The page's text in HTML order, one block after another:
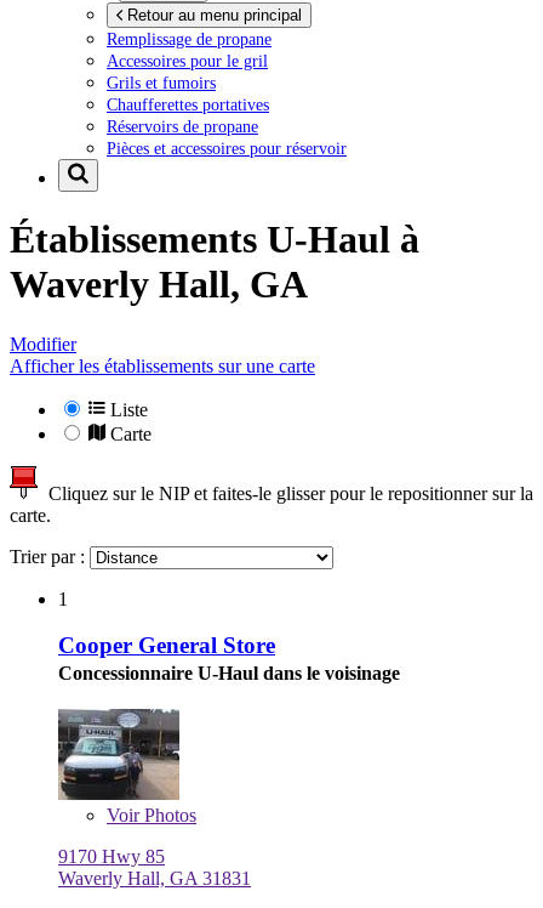
Retour au menu principal
Remplissage de propane
Accessoires pour le gril
Grils et fumoirs
Chaufferettes portatives
Réservoirs de propane
Pièces et accessoires pour réservoir
Établissements U-Haul à
Waverly Hall, GA
Modifier
Afficher les établissements sur une carte
Liste
Carte
Cliquez sur le NIP et faites-le glisser pour le repositionner sur la
carte.
Trier par :
1
Cooper General Store
Concessionnaire U-Haul dans le voisinage
VoirPhotos
9170 Hwy 85
Waverly Hall, GA 31831